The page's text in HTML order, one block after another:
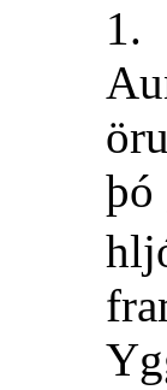
1.
þó